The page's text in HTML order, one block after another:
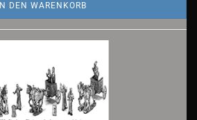
IN DEN WARENKORB